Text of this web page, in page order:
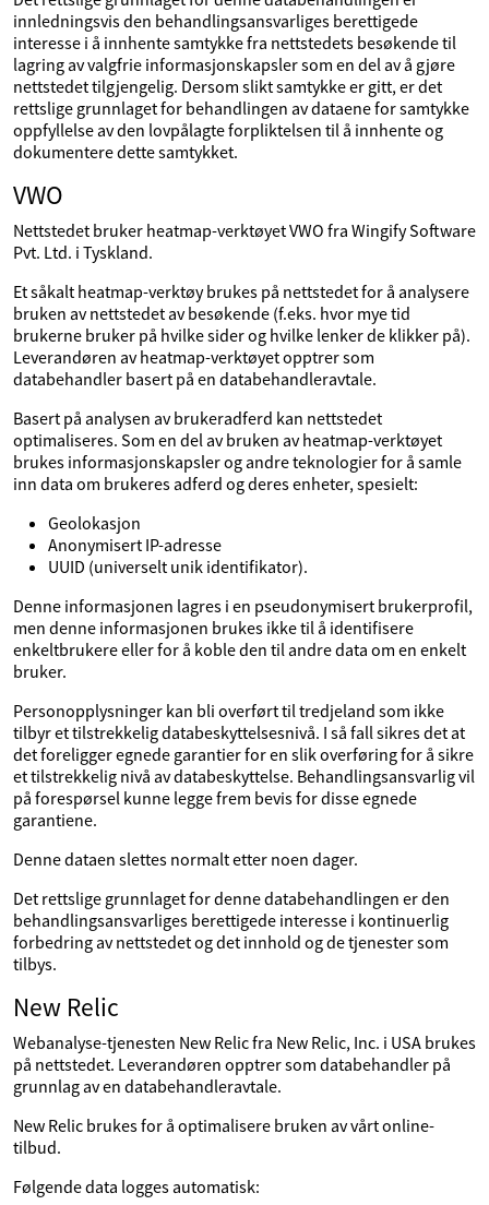
innledningsvis den behandlingsansvarliges berettigede
interesse i å innhente samtykke fra nettstedets besøkende til
lagring av valgfrie informasjonskapsler som en del av å gjøre
nettstedet tilgjengelig. Dersom slikt samtykke er gitt, er det
rettslige grunnlaget for behandlingen av dataene for samtykke
oppfyllelse av den lovpålagte forpliktelsen til å innhente og
dokumentere dette samtykket.
VWO
Nettstedet bruker heatmap-verktøyet VWO fra Wingify Software
Pvt. Ltd. i Tyskland.
Et såkalt heatmap-verktøy brukes på nettstedet for å analysere
bruken av nettstedet av besøkende (f.eks. hvor mye tid
brukerne bruker på hvilke sider og hvilke lenker de klikker på).
Leverandøren av heatmap-verktøyet opptrer som
databehandler basert på en databehandleravtale.
Basert på analysen av brukeradferd kan nettstedet
optimaliseres. Som en del av bruken av heatmap-verktøyet
brukes informasjonskapsler og andre teknologier for å samle
inn data om brukeres adferd og deres enheter, spesielt:
Geolokasjon
Anonymisert IP-adresse
UUID (universelt unik identifikator).
Denne informasjonen lagres i en pseudonymisert brukerprofil,
men denne informasjonen brukes ikke til å identifisere
enkeltbrukere eller for å koble den til andre data om en enkelt
bruker.
Personopplysninger kan bli overført til tredjeland som ikke
tilbyr et tilstrekkelig databeskyttelsesnivå. I så fall sikres det at
det foreligger egnede garantier for en slik overføring for å sikre
et tilstrekkelig nivå av databeskyttelse. Behandlingsansvarlig vil
på forespørsel kunne legge frem bevis for disse egnede
garantiene.
Denne dataen slettes normalt etter noen dager.
Det rettslige grunnlaget for denne databehandlingen er den
behandlingsansvarliges berettigede interesse i kontinuerlig
forbedring av nettstedet og det innhold og de tjenester som
tilbys.
New Relic
Webanalyse-tjenesten New Relic fra New Relic, Inc. i USA brukes
på nettstedet. Leverandøren opptrer som databehandler på
grunnlag av en databehandleravtale.
New Relic brukes for å optimalisere bruken av vårt online-
tilbud.
Følgende data logges automatisk: